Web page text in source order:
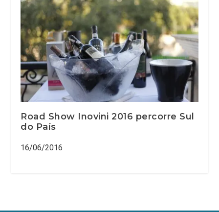
Road Show Inovini 2016 percorre Sul
do País
16/06/2016